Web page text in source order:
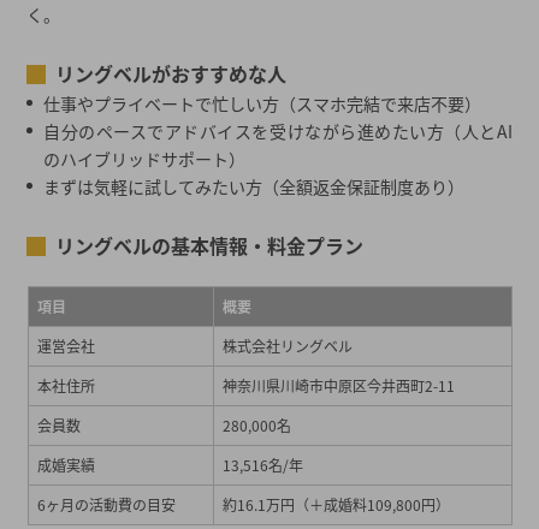
く。
リングベルがおすすめな人
仕事やプライベートで忙しい方（スマホ完結で来店不要）
自分のペースでアドバイスを受けながら進めたい方（人とAI
のハイブリッドサポート）
まずは気軽に試してみたい方（全額返金保証制度あり）
リングベルの基本情報・料金プラン
項目
概要
運営会社
株式会社リングベル
本社住所
神奈川県川崎市中原区今井西町2-11
会員数
280,000名
成婚実績
13,516名/年
6ヶ月の活動費の目安
約16.1万円（＋成婚料109,800円）